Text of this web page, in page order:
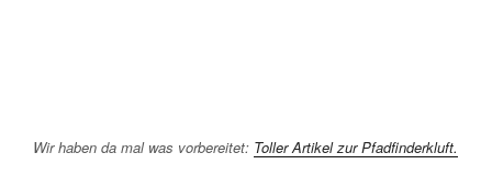
Wir haben da mal was vorbereitet: Toller Artikel zur Pfadfinderkluft.